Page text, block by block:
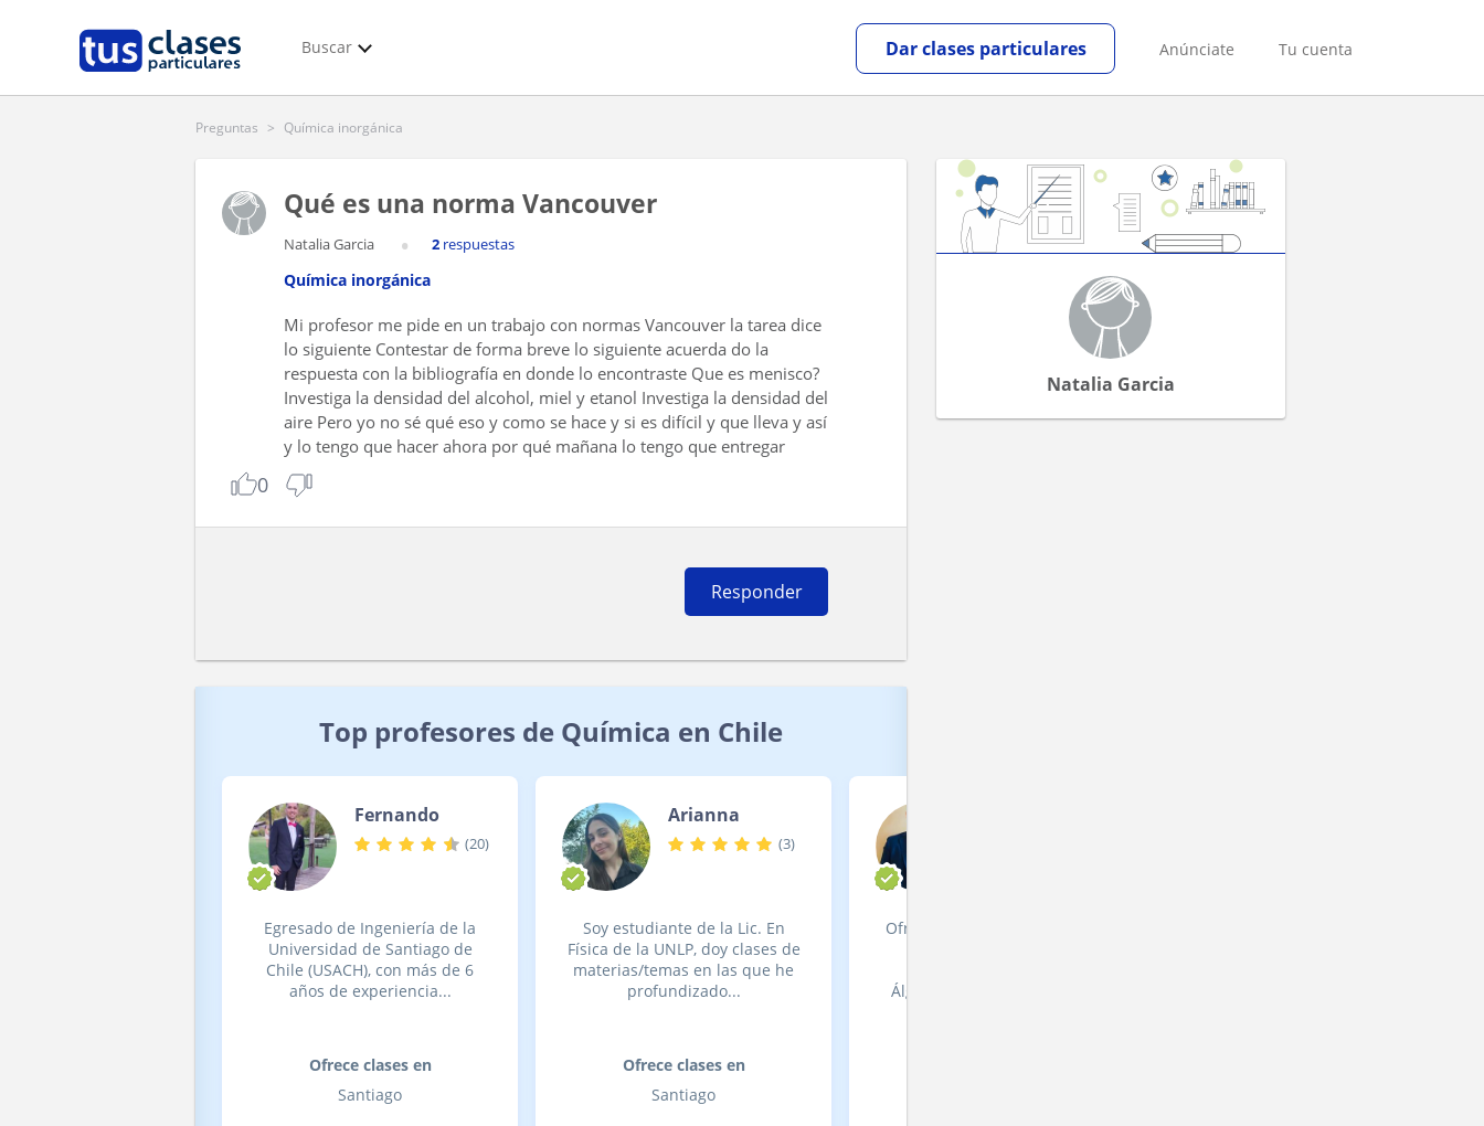
Buscar Anúnciate Tu cuenta
Dar clases particulares
Preguntas > Química inorgánica
Qué es una norma Vancouver
Natalia Garcia 2 respuestas
Química inorgánica
Mi profesor me pide en un trabajo con normas Vancouver la tarea dice
lo siguiente Contestar de forma breve lo siguiente acuerda do la
respuesta con la bibliografía en donde lo encontraste Que es menisco?
Investiga la densidad del alcohol, miel y etanol Investiga la densidad del
aire Pero yo no sé qué eso y como se hace y si es difícil y que lleva y así
y lo tengo que hacer ahora por qué mañana lo tengo que entregar
0
Responder
Top profesores de Química en Chile
Fernando
(20)
Egresado de Ingeniería de la
Universidad de Santiago de
Chile (USACH), con más de 6
años de experiencia...
Ofrece clases en
Santiago
Arianna
(3)
Soy estudiante de la Lic. En
Física de la UNLP, doy clases de
materias/temas en las que he
profundizado...
Ofrece clases en
Santiago
Ofrezco clases particulares en
Álgebra, Trigonometría, Est...
Natalia Garcia